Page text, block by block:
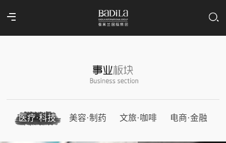
医疗·科技 美容·制药 文旅·咖啡 电商·金融